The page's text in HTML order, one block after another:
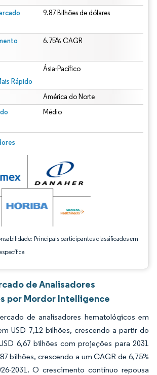
9.87 Bilhões de dólares
6.75% CAGR
Rápido
Ásia-Pacífico
América do Norte
Médio
Principais participantes classificados em
O reuso requer atribuição conforme CC BY 4.0.
de Analisadores
por Mordor Intelligence
de analisadores hematológicos em
USD 7,12 bilhões, crescendo a partir do
6,67 bilhões com projeções para 2031
bilhões, crescendo a um CAGR de 6,75%
2031. O crescimento contínuo repousa